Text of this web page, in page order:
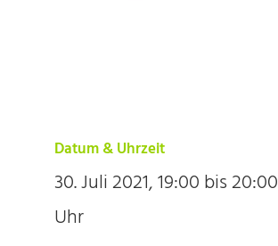
Datum & Uhrzeit
30. Juli 2021, 19:00 bis 20:00
Uhr